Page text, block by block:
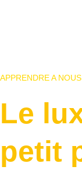
APPRENDRE A
Le
petit